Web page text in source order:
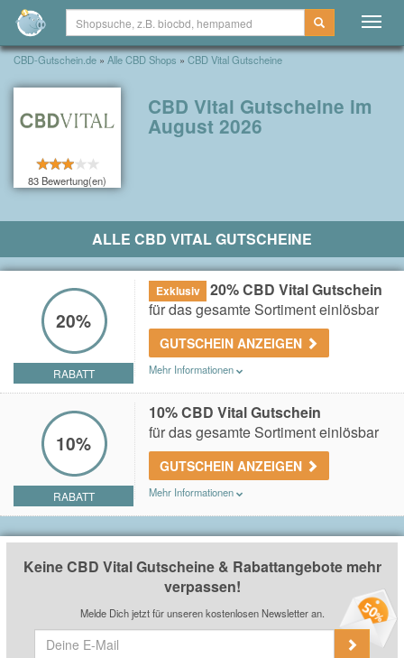
CBD-Gutschein.de » Alle CBD Shops » CBD Vital Gutscheine
83 Bewertung(en)
CBD Vital Gutscheine im
August 2026
ALLE CBD VITAL GUTSCHEINE
20%
RABATT
Exklusiv
20% CBD Vital Gutschein
für das gesamte Sortiment einlösbar
GUTSCHEIN ANZEIGEN
Mehr Informationen
exklusiv zur Verfügung gestellt.
Eine Weiterveröffentlichung ist strikt untersagt!
10%
RABATT
10% CBD Vital Gutschein
für das gesamte Sortiment einlösbar
GUTSCHEIN ANZEIGEN
Mehr Informationen
ausgenommen Aktions-Produkte (Kategorie 2+1)
Keine CBD Vital Gutscheine & Rabattangebote mehr
verpassen!
Melde Dich jetzt für unseren kostenlosen Newsletter an.